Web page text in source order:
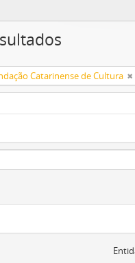
Catarinense de Cultura